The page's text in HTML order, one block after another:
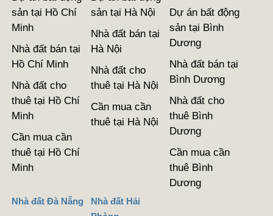
sản tại Hồ Chí
Minh
Nhà đất bán tại
Hồ Chí Minh
Nhà đất cho
thuê tại Hồ Chí
Minh
Cần mua cần
thuê tại Hồ Chí
Minh
sản tại Hà Nội
Nhà đất bán tại
Hà Nội
Nhà đất cho
thuê tại Hà Nội
Cần mua cần
thuê tại Hà Nội
Dự án bất động
sản tại Bình
Dương
Nhà đất bán tại
Bình Dương
Nhà đất cho
thuê Bình
Dương
Cần mua cần
thuê Bình
Dương
Nhà đất Đà Nẵng
Nhà đất Hải